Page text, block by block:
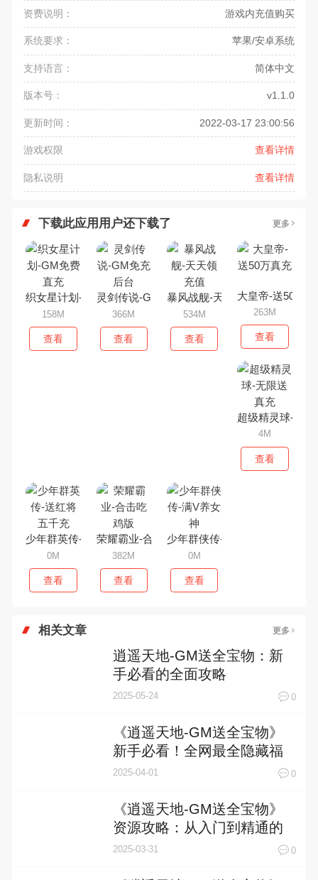
资费说明： 游戏内充值购买
系统要求： 苹果/安卓系统
支持语言： 简体中文
版本号： v1.1.0
更新时间： 2022-03-17 23:00:56
游戏权限 查看详情
隐私说明 查看详情
下载此应用用户还下载了 更多
织女星计划-GM免费直充
158M
查看
灵剑传说-GM免充后台
366M
查看
暴风战舰-天天领充值
534M
查看
大皇帝-送50万
263M
查看
超级精灵球-无
4M
查看
少年群英传-送红将五千充
0M
查看
荣耀霸业-合击吃鸡版
382M
查看
少年群侠传-满V养女神
0M
查看
相关文章 更多
逍遥天地-GM送全宝物：新
手必看的全面攻略
2025-05-24 0
《逍遥天地-GM送全宝物》
新手必看！全网最全隐藏福
利挖掘指南
2025-04-01 0
《逍遥天地-GM送全宝物》
资源攻略：从入门到精通的
资源分配指南
2025-03-31 0